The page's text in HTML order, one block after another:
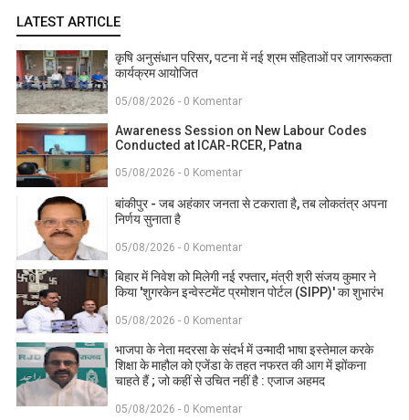
LATEST ARTICLE
कृषि अनुसंधान परिसर, पटना में नई श्रम संहिताओं पर जागरूकता
कार्यक्रम आयोजित
05/08/2026 - 0 Komentar
Awareness Session on New Labour Codes
Conducted at ICAR-RCER, Patna
05/08/2026 - 0 Komentar
बांकीपुर - जब अहंकार जनता से टकराता है, तब लोकतंत्र अपना
निर्णय सुनाता है
05/08/2026 - 0 Komentar
बिहार में निवेश को मिलेगी नई रफ्तार, मंत्री श्री संजय कुमार ने
किया 'शुगरकेन इन्वेस्टमेंट प्रमोशन पोर्टल (SIPP)' का शुभारंभ
05/08/2026 - 0 Komentar
भाजपा के नेता मदरसा के संदर्भ में उन्मादी भाषा इस्तेमाल करके
शिक्षा के माहौल को एजेंडा के तहत नफरत की आग में झोंकना
चाहते हैं ; जो कहीं से उचित नहीं है : एजाज अहमद
05/08/2026 - 0 Komentar